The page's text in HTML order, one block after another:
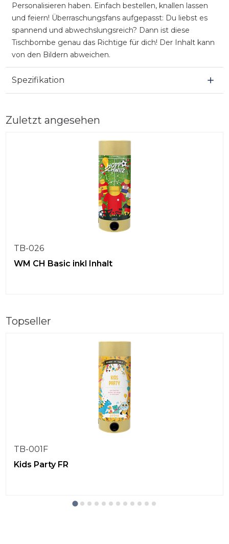
Personalisieren haben. Einfach bestellen, knallen lassen
und feiern! Überraschungsfans aufgepasst: Du liebst es
spannend und abwechslungsreich? Dann ist diese
Tischbombe genau das Richtige für dich! Der Inhalt kann
von den Bildern abweichen.
Spezifikation
Zuletzt angesehen
TB-026
WM CH Basic inkl Inhalt
Topseller
TB-001F
Kids Party FR